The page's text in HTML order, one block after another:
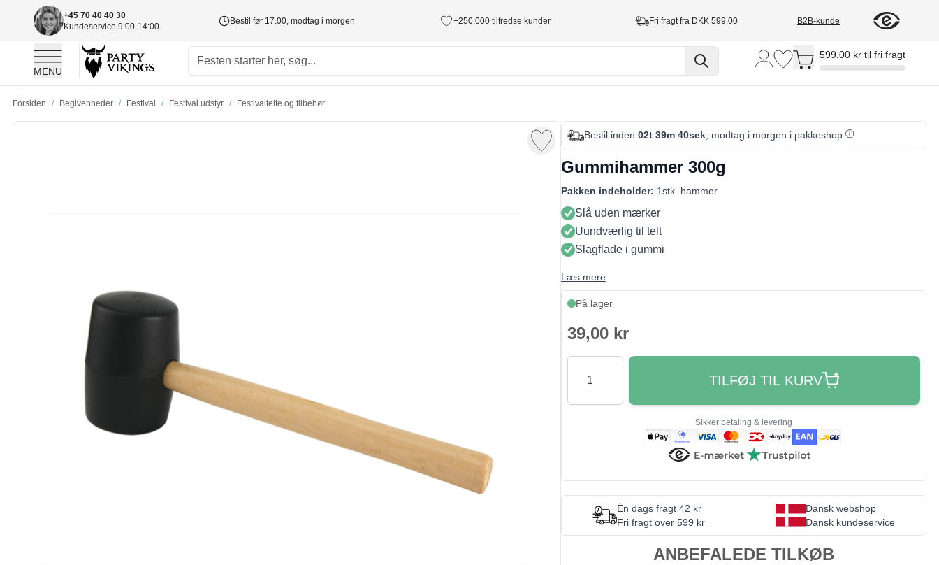
+45 70 40 40 30
Kundeservice 9:00-14:00
Bestil før 17.00, modtag i morgen +250.000 tilfredse kunder Fri fragt fra DKK 599.00 B2B-kunde
MENU
Toggle minicart, Cart is empty
599,00 kr til fri fragt
Forsiden / Begivenheder / Festival / Festival udstyr / Festivaltelte og tilbehør
Bestil inden 02t 39m 40sek, modtag i morgen i pakkeshop
Gummihammer 300g
Pakken indeholder: 1stk. hammer
Slå uden mærker
Uundværlig til telt
Slagflade i gummi
Læs mere
På lager
39,00 kr
Antal
TILFØJ TIL KURV
Sikker betaling & levering
Én dags fragt 42 kr
Fri fragt over 599 kr
Dansk webshop
Dansk kundeservice
ANBEFALEDE TILKØB